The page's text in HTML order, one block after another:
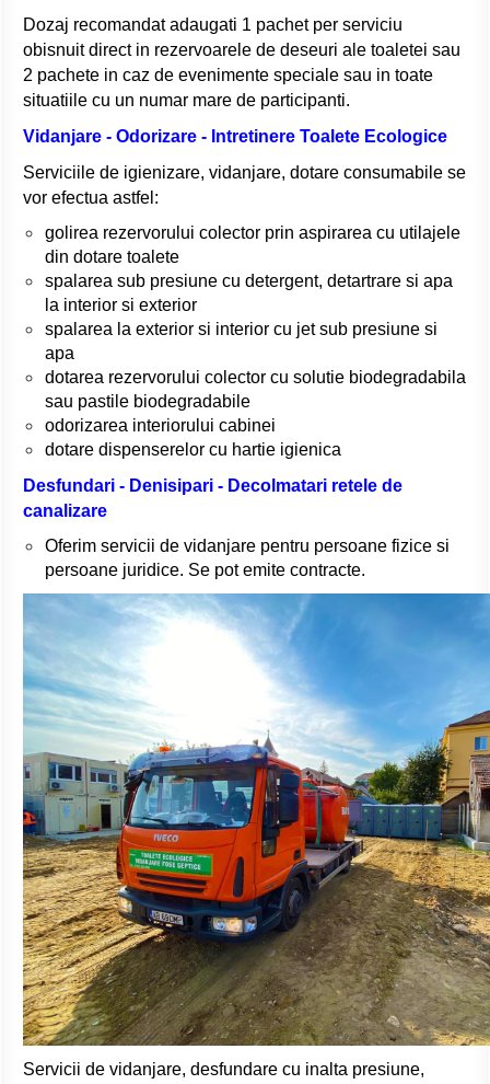
Dozaj recomandat adaugati 1 pachet per serviciu
obisnuit direct in rezervoarele de deseuri ale toaletei sau
2 pachete in caz de evenimente speciale sau in toate
situatiile cu un numar mare de participanti.
Vidanjare - Odorizare - Intretinere Toalete Ecologice
Serviciile de igienizare, vidanjare, dotare consumabile se
vor efectua astfel:
golirea rezervorului colector prin aspirarea cu utilajele
din dotare toalete
spalarea sub presiune cu detergent, detartrare si apa
la interior si exterior
spalarea la exterior si interior cu jet sub presiune si
apa
dotarea rezervorului colector cu solutie biodegradabila
sau pastile biodegradabile
odorizarea interiorului cabinei
dotare dispenserelor cu hartie igienica
Desfundari - Denisipari - Decolmatari retele de
canalizare
Oferim servicii de vidanjare pentru persoane fizice si
persoane juridice. Se pot emite contracte.
Servicii de vidanjare, desfundare cu inalta presiune,